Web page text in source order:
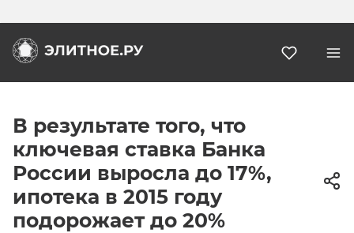
В результате того, что
ключевая ставка Банка
России выросла до 17%,
ипотека в 2015 году
подорожает до 20%